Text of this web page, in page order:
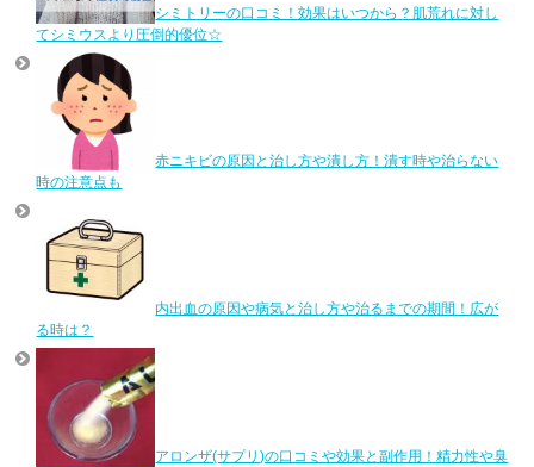
シミトリーの口コミ！効果はいつから？肌荒れに対し
てシミウスより圧倒的優位☆
赤ニキビの原因と治し方や潰し方！潰す時や治らない
時の注意点も
内出血の原因や病気と治し方や治るまでの期間！広が
る時は？
アロンザ(サプリ)の口コミや効果と副作用！精力性や臭